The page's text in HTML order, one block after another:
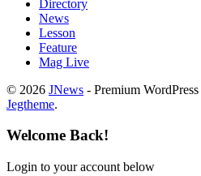
Directory
News
Lesson
Feature
Mag Live
© 2026 JNews - Premium
Jegtheme.
Welcome Back!
Login to your account below